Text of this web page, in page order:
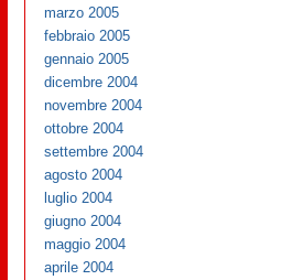
marzo 2005
febbraio 2005
gennaio 2005
dicembre 2004
novembre 2004
ottobre 2004
settembre 2004
agosto 2004
luglio 2004
giugno 2004
maggio 2004
aprile 2004